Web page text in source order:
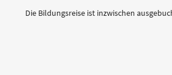
Die Bildungsreise ist inzwischen